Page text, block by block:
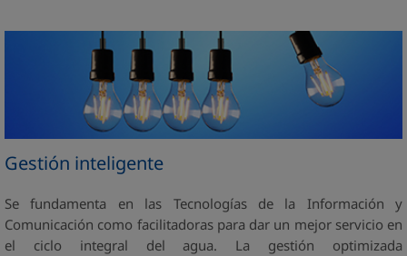
Gestión inteligente
Se fundamenta en las Tecnologías de la Información y
Comunicación como facilitadoras para dar un mejor servicio en
el ciclo integral del agua. La gestión optimizada